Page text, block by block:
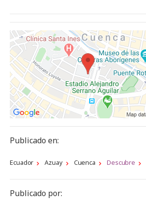
Publicado en:
Ecuador Azuay Cuenca Descubre
Publicado por: